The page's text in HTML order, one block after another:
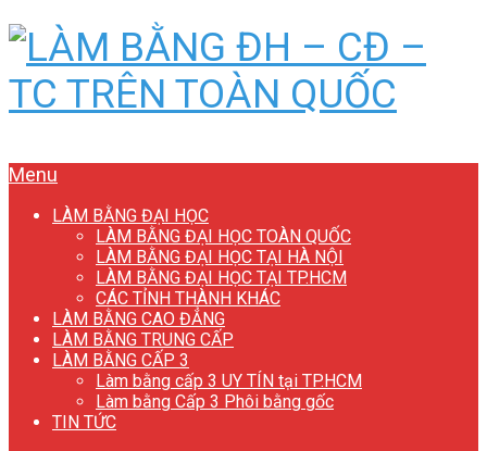
Menu
LÀM BẰNG ĐẠI HỌC
LÀM BẰNG ĐẠI HỌC TOÀN QUỐC
LÀM BẰNG ĐẠI HỌC TẠI HÀ NỘI
LÀM BẰNG ĐẠI HỌC TẠI TP.HCM
CÁC TỈNH THÀNH KHÁC
LÀM BẰNG CAO ĐẲNG
LÀM BẰNG TRUNG CẤP
LÀM BẰNG CẤP 3
Làm bằng cấp 3 UY TÍN tại TP.HCM
Làm bằng Cấp 3 Phôi bằng gốc
TIN TỨC